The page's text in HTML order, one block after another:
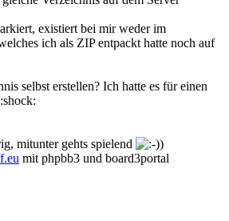
existiert bei mir weder im
ich als ZIP entpackt hatte noch auf
selbst erstellen? Ich hatte es für einen
mitunter gehts spielend
)
mit phpbb3 und board3portal